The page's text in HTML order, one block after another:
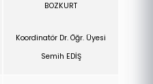
BOZKURT
Koordinatör Dr. Öğr. Üyesi
Semih EDİŞ